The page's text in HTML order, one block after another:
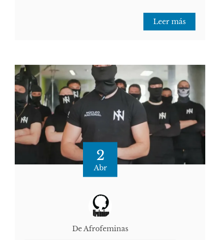
Leer más
2
Abr
De Afrofeminas